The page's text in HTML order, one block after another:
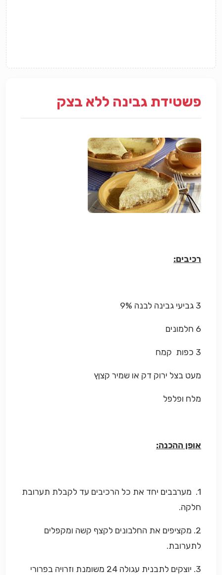
פשטידת גבינה ללא בצק
רכיבים:
3 גביעי גבינה לבנה 9%
6 חלמונים
3 כפות קמח
מעט בצל ירוק דק או שמיר קצןץ
מלח ופלפל
אופן ההכנה:
1. מערבבים יחד את כל הרכיבים עד לקבלת תערובת
חלקה.
2. מקציפים את החלבונים לקצף קשה ומקפלים
לתערובת.
3. יוצקים לתבנית עגולה 24 משומנת וזרויה בפרורי